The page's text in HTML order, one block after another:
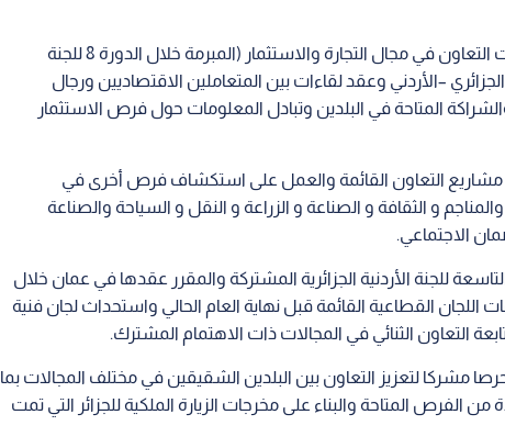
كما تضمنت خارطة الطريق تفعيل اتفاقيات التعاون في مجال التجارة والاستثمار (المبرمة خلال الدورة 8 للجنة
–الأردني وعقد لقاءات بين المتعاملين الاقتصاديين ورجال
المتاحة في البلدين وتبادل المعلومات حول فرص الاستثمار
مشاريع التعاون القائمة والعمل على استكشاف فرص أخرى في
و الثقافة و الصناعة و الزراعة و النقل و السياحة والصناعة
الاجتماعي.
للجنة الأردنية الجزائرية المشتركة والمقرر عقدها في عمان خلال
اللجان القطاعية القائمة قبل نهاية العام الحالي واستحداث لجان فنية
التعاون الثنائي في المجالات ذات الاهتمام المشترك.
مشركا لتعزيز التعاون بين البلدين الشقيقين في مختلف المجالات بما
الفرص المتاحة والبناء على مخرجات الزيارة الملكية للجزائر التي تمت